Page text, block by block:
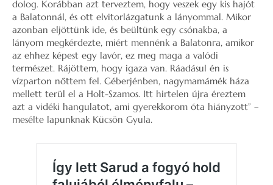
dolog. Korábban azt terveztem, hogy veszek egy kis hajót
a Balatonnál, és ott elvitorlázgatunk a lányommal. Mikor
azonban eljöttünk ide, és beültünk egy csónakba, a
lányom megkérdezte, miért mennénk a Balatonra, amikor
az ehhez képest egy lavór, ez meg maga a valódi
természet. Rájöttem, hogy igaza van. Ráadásul én is
vízparton nőttem fel. Géberjénben, nagymamámék háza
mellett terül el a Holt-Szamos. Itt hirtelen újra éreztem
azt a vidéki hangulatot, ami gyerekkorom óta hiányzott” –
mesélte lapunknak Kücsön Gyula.